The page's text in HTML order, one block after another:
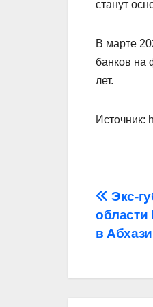
станут
В марте
банков на
лет.
Источник:
по
Экс-
области
в